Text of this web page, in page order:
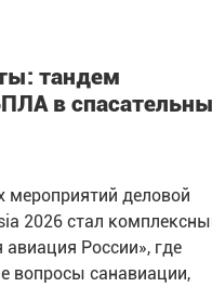
тандем
в
деловой
2026 стал
России», где
вопросы санавиации,